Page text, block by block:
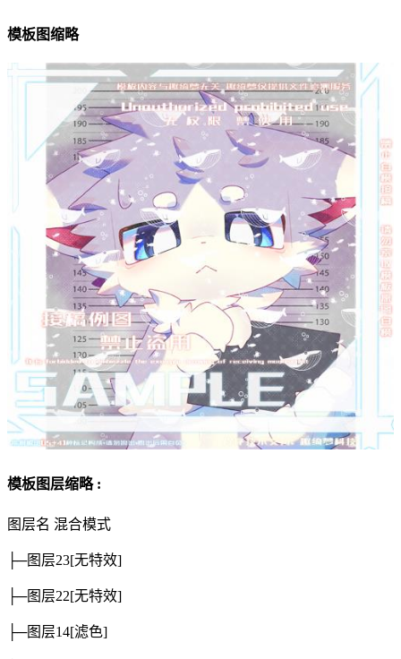
模板图缩略
模板图层缩略 :
图层名 混合模式
├─图层23[无特效]
├─图层22[无特效]
├─图层14[滤色]